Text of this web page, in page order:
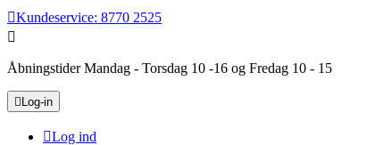
Kundeservice: 8770 2525

Åbningstider Mandag - Torsdag 10 -16 og Fredag 10 - 15
 Log-in
Log ind